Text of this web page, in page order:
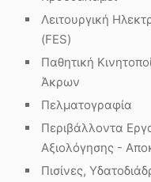
Λειτουργική
(FES)
Παθητική
Άκρων
Πελματογραφία
Περιβάλλοντα
Αξιολόγησης -
Πισίνες,